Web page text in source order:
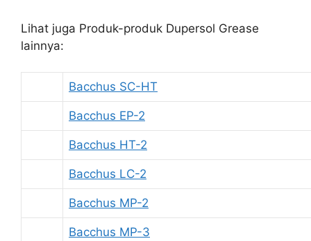
Lihat juga Produk-produk Dupersol Grease
lainnya:
Bacchus SC-HT
Bacchus EP-2
Bacchus HT-2
Bacchus LC-2
Bacchus MP-2
Bacchus MP-3